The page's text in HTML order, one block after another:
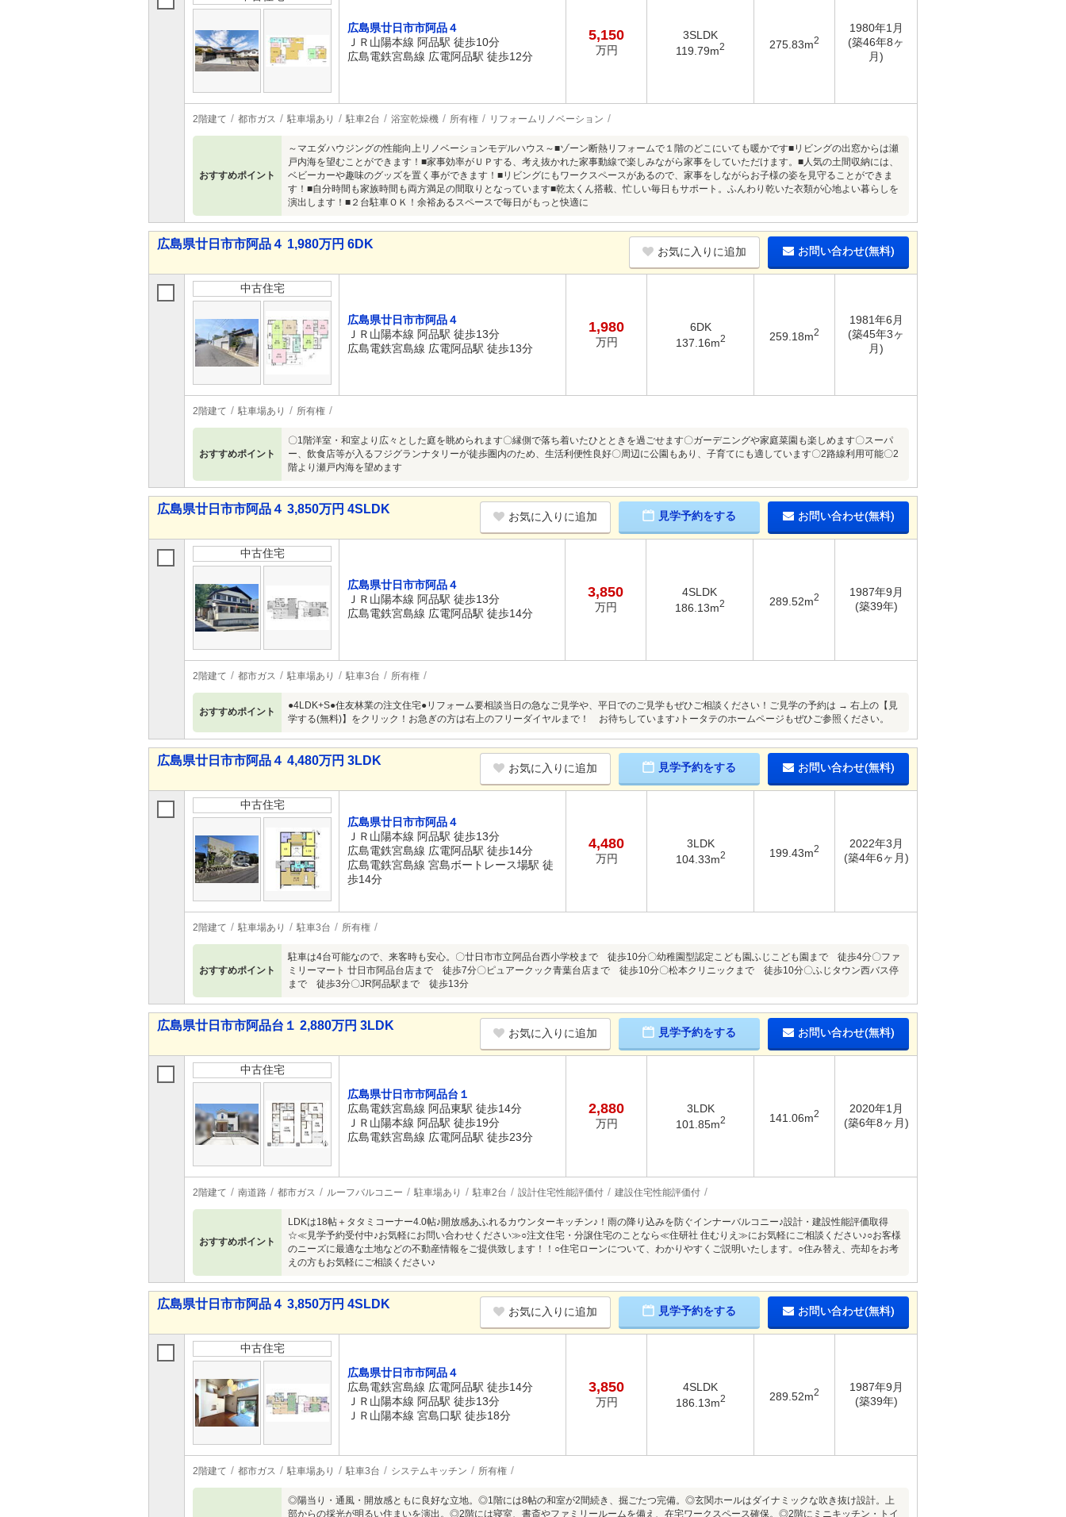
広島県廿日市市阿品４
ＪＲ山陽本線 阿品駅 徒歩10分
広島電鉄宮島線 広電阿品駅 徒歩12分
5,150
万円
3SLDK
119.79m2 275.83m2
1980年1月
(築46年8ヶ
月)
2階建て 都市ガス 駐車場あり 駐車2台 浴室乾燥機 所有権 リフォームリノベーション
おすすめポイント
～マエダハウジングの性能向上リノベーションモデルハウス～■ゾーン断熱リフォームで１階のどこにいても暖かです■リビングの出窓からは瀬
戸内海を望むことができます！■家事効率がＵＰする、考え抜かれた家事動線で楽しみながら家事をしていただけます。■人気の土間収納には、
ベビーカーや趣味のグッズを置く事ができます！■リビングにもワークスペースがあるので、家事をしながらお子様の姿を見守ることができま
す！■自分時間も家族時間も両方満足の間取りとなっています■乾太くん搭載、忙しい毎日もサポート。ふんわり乾いた衣類が心地よい暮らしを
演出します！■２台駐車ＯＫ！余裕あるスペースで毎日がもっと快適に
広島県廿日市市阿品４ 1,980万円 6DK
お気に入りに追加 お問い合わせ(無料)
中古住宅
広島県廿日市市阿品４
ＪＲ山陽本線 阿品駅 徒歩13分
広島電鉄宮島線 広電阿品駅 徒歩13分
1,980
万円
6DK
137.16m2 259.18m2
1981年6月
(築45年3ヶ
月)
2階建て 駐車場あり 所有権
おすすめポイント
〇1階洋室・和室より広々とした庭を眺められます〇縁側で落ち着いたひとときを過ごせます〇ガーデニングや家庭菜園も楽しめます〇スーパ
ー、飲食店等が入るフジグランナタリーが徒歩圏内のため、生活利便性良好〇周辺に公園もあり、子育てにも適しています〇2路線利用可能〇2
階より瀬戸内海を望めます
広島県廿日市市阿品４ 3,850万円 4SLDK
お気に入りに追加 見学予約をする お問い合わせ(無料)
中古住宅
広島県廿日市市阿品４
ＪＲ山陽本線 阿品駅 徒歩13分
広島電鉄宮島線 広電阿品駅 徒歩14分
3,850
万円
4SLDK
186.13m2 289.52m2
1987年9月
(築39年)
2階建て 都市ガス 駐車場あり 駐車3台 所有権
おすすめポイント
●4LDK+S●住友林業の注文住宅●リフォーム要相談当日の急なご見学や、平日でのご見学もぜひご相談ください！ご見学の予約は → 右上の【見
学する(無料)】をクリック！お急ぎの方は右上のフリーダイヤルまで！ お待ちしています♪トータテのホームページもぜひご参照ください。
広島県廿日市市阿品４ 4,480万円 3LDK
お気に入りに追加 見学予約をする お問い合わせ(無料)
中古住宅
広島県廿日市市阿品４
ＪＲ山陽本線 阿品駅 徒歩13分
広島電鉄宮島線 広電阿品駅 徒歩14分
広島電鉄宮島線 宮島ボートレース場駅 徒
歩14分
4,480
万円
3LDK
104.33m2 199.43m2
2022年3月
(築4年6ヶ月)
2階建て 駐車場あり 駐車3台 所有権
おすすめポイント
駐車は4台可能なので、来客時も安心。〇廿日市市立阿品台西小学校まで 徒歩10分〇幼稚園型認定こども園ふじこども園まで 徒歩4分〇ファ
ミリーマート 廿日市阿品台店まで 徒歩7分〇ピュアークック青葉台店まで 徒歩10分〇松本クリニックまで 徒歩10分〇ふじタウン西バス停
まで 徒歩3分〇JR阿品駅まで 徒歩13分
広島県廿日市市阿品台１ 2,880万円 3LDK
お気に入りに追加 見学予約をする お問い合わせ(無料)
中古住宅
広島県廿日市市阿品台１
広島電鉄宮島線 阿品東駅 徒歩14分
ＪＲ山陽本線 阿品駅 徒歩19分
広島電鉄宮島線 広電阿品駅 徒歩23分
2,880
万円
3LDK
101.85m2 141.06m2
2020年1月
(築6年8ヶ月)
2階建て 南道路 都市ガス ルーフバルコニー 駐車場あり 駐車2台 設計住宅性能評価付 建設住宅性能評価付
おすすめポイント
LDKは18帖＋タタミコーナー4.0帖♪開放感あふれるカウンターキッチン♪！雨の降り込みを防ぐインナーバルコニー♪設計・建設性能評価取得
☆≪見学予約受付中♪お気軽にお問い合わせください≫○注文住宅・分譲住宅のことなら≪住研社 住むりえ≫にお気軽にご相談ください♪○お客様
のニーズに最適な土地などの不動産情報をご提供致します！！○住宅ローンについて、わかりやすくご説明いたします。○住み替え、売却をお考
えの方もお気軽にご相談ください♪
広島県廿日市市阿品４ 3,850万円 4SLDK
お気に入りに追加 見学予約をする お問い合わせ(無料)
中古住宅
広島県廿日市市阿品４
広島電鉄宮島線 広電阿品駅 徒歩14分
ＪＲ山陽本線 阿品駅 徒歩13分
ＪＲ山陽本線 宮島口駅 徒歩18分
3,850
万円
4SLDK
186.13m2 289.52m2
1987年9月
(築39年)
2階建て 都市ガス 駐車場あり 駐車3台 システムキッチン 所有権
◎陽当り・通風・開放感ともに良好な立地。◎1階には8帖の和室が2間続き、掘ごたつ完備。◎玄関ホールはダイナミックな吹き抜け設計。上
部からの採光が明るい住まいを演出。◎2階には寝室、書斎やファミリールームを備え、在宅ワークスペース確保。◎2階にミニキッチン・トイ